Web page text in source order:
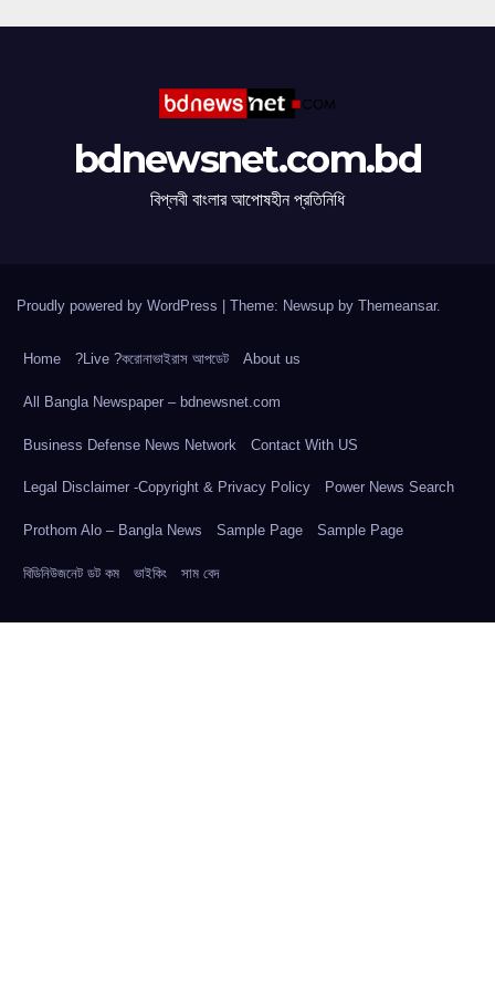
bdnewsnet.com.bd
বিপ্লবী বাংলার আপোষহীন প্রতিনিধি
Proudly powered by WordPress | Theme: Newsup by Themeansar.
Home ?Live ?করোনাভাইরাস আপডেট About us
All Bangla Newspaper – bdnewsnet.com
Business Defense News Network Contact With US
Legal Disclaimer -Copyright & Privacy Policy Power News Search
Prothom Alo – Bangla News Sample Page Sample Page
বিডিনিউজনেট ডট কম ভাইকিং সাম বেদ